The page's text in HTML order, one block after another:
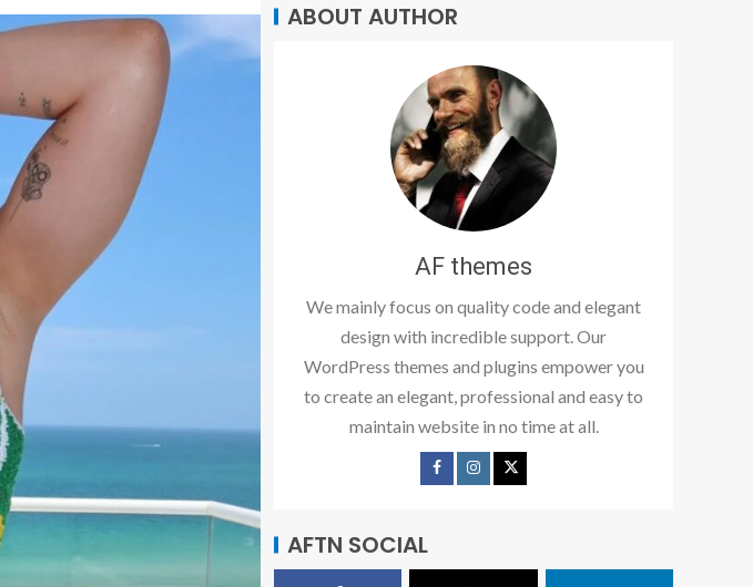
ABOUT AUTHOR
AF themes
We mainly focus on quality code and elegant
design with incredible support. Our
WordPress themes and plugins empower you
to create an elegant, professional and easy to
maintain website in no time at all.
AFTN SOCIAL